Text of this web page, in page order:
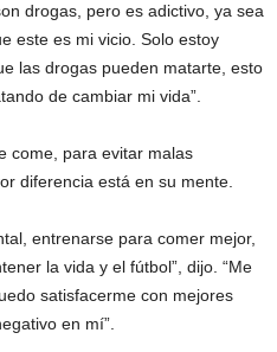
drogas, pero es adictivo, ya sea
este es mi vicio. Solo estoy
las drogas pueden matarte, esto
de cambiar mi vida”.
come, para evitar malas
diferencia está en su mente.
entrenarse para comer mejor,
la vida y el fútbol”, dijo. “Me
satisfacerme con mejores
en mí”.